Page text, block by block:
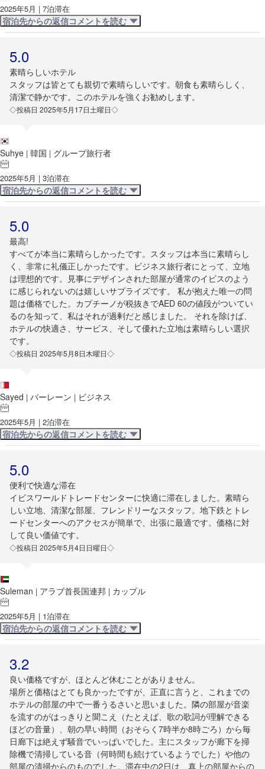
2025年5月 | 7泊滞在
宿泊先からの返信コメントを読む
5.0
素晴らしいホテル
スタッフは皆とても親切で素晴らしいです。朝食も素晴らしく、
清潔で静かです。このホテルを強くお勧めします。
◇投稿日 2025年5月17日土曜日◇
Suhye | 韓国 | グループ旅行者
2025年5月 | 3泊滞在
宿泊先からの返信コメントを読む
5.0
最高!
すべてが本当に素晴らしかったです。スタッフは本当に素晴らし
く、非常に礼儀正しかったです。ビジネス旅行者にとって、立地
は理想的です。見事にデザインされた部屋が通常のイビスのよう
に感じられないのは嬉しいサプライズです。 私が抱えた唯一の問
題は価格でした。カプチーノが税抜きでAED 60の値段がついてい
るのを知って、私はそれが過剰だと感じました。 それを除けば、
ホテルの快適さ、サービス、そして優れた立地は素晴らしい選択
です。
◇投稿日 2025年5月8日木曜日◇
Sayed | バーレーン | ビジネス
2025年5月 | 2泊滞在
宿泊先からの返信コメントを読む
5.0
便利で快適な滞在
イビスワールドトレードセンターに快適に滞在しました。素晴ら
しい立地、清潔な部屋、フレンドリーなスタッフ。地下鉄とトレ
ードセンターへのアクセスが簡単で、出張に最適です。価格に対
して良い価値です。
◇投稿日 2025年5月4日日曜日◇
Suleman | アラブ首長国連邦 | カップル
2025年5月 | 1泊滞在
宿泊先からの返信コメントを読む
3.2
良い価格ですが、ほとんど休むことがありません。
場所と価格はとても良かったですが、正直に言うと、これまでの
ホテルの部屋の中で一番うるさいと思いました。隣の部屋が音楽
を流すのがはっきりと聞こえ（たとえば、歌の歌詞が理解できる
ほどの音量）、朝の早い時間（おそらく7時半か8時ごろ）から毎
日廊下は絶えず騒音でいっぱいでした。主にスタッフが廊下を掃
除機で清掃している音（何時間も続けているようでした）や他の
部屋の清掃からのものでした。滞在中の2日は、真上の部屋からの